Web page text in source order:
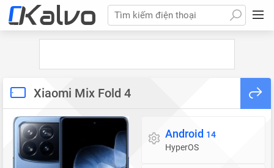
Tìm kiếm điện thoại
Xiaomi Mix Fold 4
Hệ điều hành
Android 14
HyperOS